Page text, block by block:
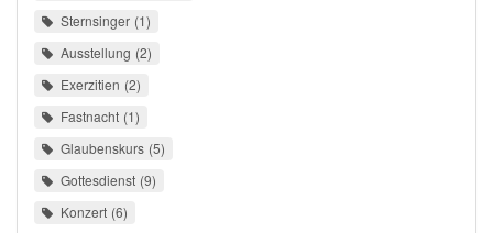
Sternsinger 1
Ausstellung 2
Exerzitien 2
Fastnacht 1
Glaubenskurs 5
Gottesdienst 9
Konzert 6